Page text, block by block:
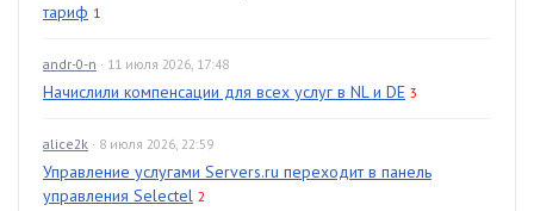
тариф 1
andr-0-n · 11 июля 2026, 17:48
Начислили компенсации для всех услуг в NL и DE 3
alice2k · 8 июля 2026, 22:59
Управление услугами Servers.ru переходит в панель
управления Selectel 2